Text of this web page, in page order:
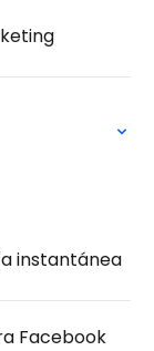
instantánea
Facebook